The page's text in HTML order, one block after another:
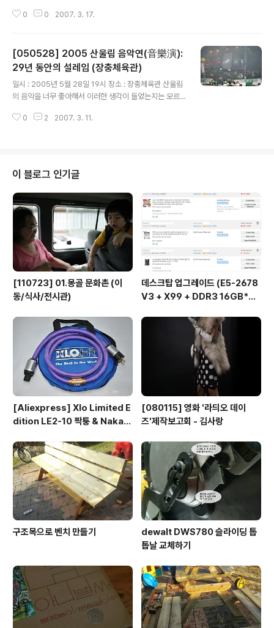
00원. 주최 : 플럭서스(www.fluxusmusic.com) 주관 :
ARY 이 저작물은 크리에이티브 커먼즈 코리아 저작자표
시-비영리-동일조건변경허락 2.0 대한민국 라이센스에
따라 이용하실 수 있습니다.
0 0 2007. 3. 17.
[050528] 2005 산울림 음악연(音樂演):
29년 동안의 설레임 (장충체육관)
일시 : 2005년 5월 28일 19시 장소 : 장충체육관 산울림
의 음악을 너무 좋아해서 이러한 생각이 들었는지는 모르
시 모였다는 것 이상의 감흥은 없었던 공연이라고 할까요?
무런 정보 없이 다가간 사람들에게는 미사리 등지에서 고
정 출연하며 추억을 자극하는 그러한 부류의 음악인들과
크게 다르지 않게 느껴졌을 수도 있습니다. 그나마 중반부
이후 김창훈 님의 곡들을 본인이 직접 부르신 이후에 공연
장의 공기가 확연히 달라지긴 했지만, 그 이상도 이하도 아
닌 공연이 되어버렸습니다. 공연이..
0 2 2007. 3. 11.
이 블로그 인기글
[110723] 01.몽골 문화촌 (이
동/식사/전시관)
데스크탑 업그레이드 (E5-2678
V3 + X99 + DDR3 16GB*
[Aliexpress] Xlo Limited E
dition LE2-10 짝퉁 & Nakam
[080115] 영화 '라듸오 데이
즈'제작보고회 - 김사랑
구조목으로 벤치 만들기
dewalt DWS780 슬라이딩 톱
톱날 교체하기